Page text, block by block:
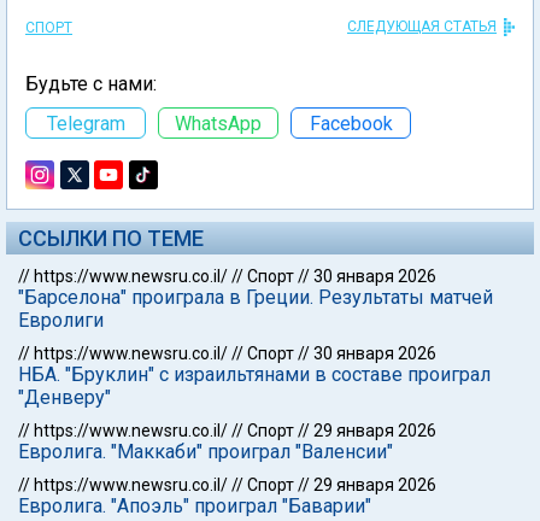
СПОРТ СЛЕДУЮЩАЯ СТАТЬЯ
Будьте с нами:
Telegram
WhatsApp Facebook
ССЫЛКИ ПО ТЕМЕ
// https://www.newsru.co.il///Спорт//30 января 2026
"Барселона" проиграла в Греции. Результаты матчей
Евролиги
// https://www.newsru.co.il///Спорт//30 января 2026
НБА. "Бруклин" с израильтянами в составе проиграл
"Денверу"
// https://www.newsru.co.il///Спорт//29 января 2026
Евролига. "Маккаби" проиграл "Валенсии"
// https://www.newsru.co.il///Спорт//29 января 2026
Евролига. "Апоэль" проиграл "Баварии"